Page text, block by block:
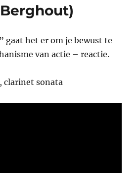
gaat het er om je bewust te
van actie – reactie.
clarinet sonata